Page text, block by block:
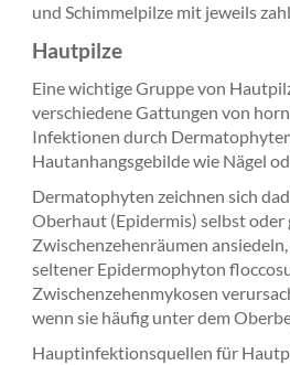
und Schimmelpilze mit jeweils
Hautpilze
Eine wichtige Gruppe von
verschiedene Gattungen von
Infektionen durch
Hautanhangsgebilde wie Nägel
Dermatophyten zeichnen sich
Oberhaut (Epidermis) selbst
Zwischenzehenräumen
seltener Epidermophyton
Zwischenzehenmykosen
wenn sie häufig unter dem
Hauptinfektionsquellen für